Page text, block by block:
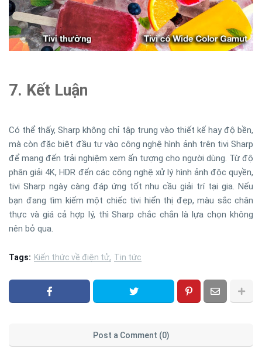
7. Kết Luận
Có thể thấy, Sharp không chỉ tập trung vào thiết kế hay độ bền,
mà còn đặc biệt đầu tư vào công nghệ hình ảnh trên tivi Sharp
để mang đến trải nghiệm xem ấn tượng cho người dùng. Từ độ
phân giải 4K, HDR đến các công nghệ xử lý hình ảnh độc quyền,
tivi Sharp ngày càng đáp ứng tốt nhu cầu giải trí tại gia. Nếu
bạn đang tìm kiếm một chiếc tivi hiển thị đẹp, màu sắc chân
thực và giá cả hợp lý, thì Sharp chắc chắn là lựa chọn không
nên bỏ qua.
Tags: Kiến thức về điện tử Tin tức
Post a Comment (0)